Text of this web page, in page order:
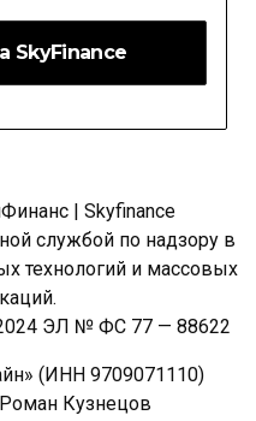
| Skyfinance
службой по надзору в
технологий и массовых
ЭЛ № ФС 77 — 88622
(ИНН 9709071110)
Кузнецов